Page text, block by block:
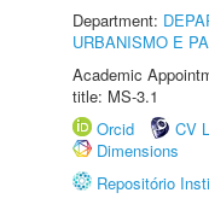
Department:
URBANISMO E
Academic
title: MS-3.1
Orcid
CV
Dimensions
Repositório